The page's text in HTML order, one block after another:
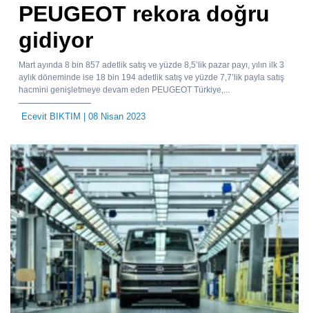
PEUGEOT rekora doğru
gidiyor
Mart ayında 8 bin 857 adetlik satış ve yüzde 8,5’lik pazar payı, yılın ilk 3
aylık döneminde ise 18 bin 194 adetlik satış ve yüzde 7,7’lik payla satış
hacmini genişletmeye devam eden PEUGEOT Türkiye,...
Ecevit BIKTIM | 08 Nisan 2023